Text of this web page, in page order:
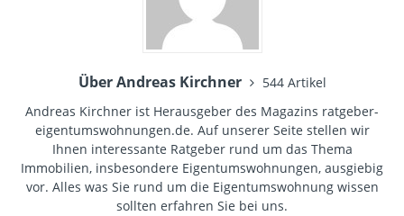
Über Andreas Kirchner
544 Artikel
Andreas Kirchner ist Herausgeber des Magazins ratgeber-
eigentumswohnungen.de. Auf unserer Seite stellen wir
Ihnen interessante Ratgeber rund um das Thema
Immobilien, insbesondere Eigentumswohnungen, ausgiebig
vor. Alles was Sie rund um die Eigentumswohnung wissen
sollten erfahren Sie bei uns.